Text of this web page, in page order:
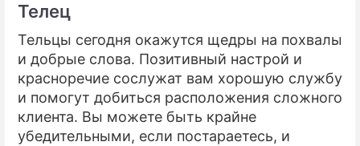
Телец
Тельцы сегодня окажутся щедры на похвалы
и добрые слова. Позитивный настрой и
красноречие сослужат вам хорошую службу
и помогут добиться расположения сложного
клиента. Вы можете быть крайне
убедительными, если постараетесь, и